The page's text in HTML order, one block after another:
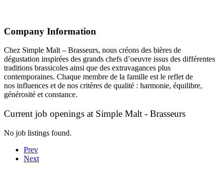
Company Information
Chez Simple Malt – Brasseurs, nous créons des bières de
dégustation inspirées des grands chefs d’oeuvre issus des différentes
traditions brassicoles ainsi que des extravagances plus
contemporaines. Chaque membre de la famille est le reflet de
nos influences et de nos critères de qualité : harmonie, équilibre,
générosité et constance.
Current job openings at Simple Malt - Brasseurs
No job listings found.
Prev
Next